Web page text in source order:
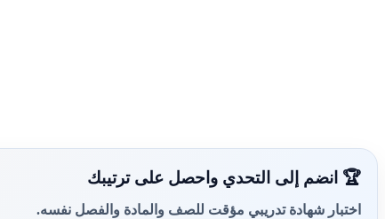
🏆 انضم إلى التحدي واحصل على ترتيبك
اختبار شهادة تدريبي مؤقت للصف والمادة والفصل نفسه.